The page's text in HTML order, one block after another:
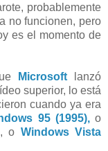
probablemente
no funcionen, pero
es el momento de
Microsoft
lanzó
superior, lo está
cuando ya era
95 (1995),o
, o Windows Vista